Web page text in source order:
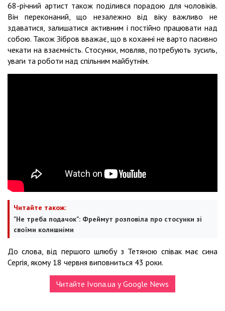
68-річний артист також поділився порадою для чоловіків.
Він переконаний, що незалежно від віку важливо не
здаватися, залишатися активним і постійно працювати над
собою. Також Зібров вважає, що в коханні не варто пасивно
чекати на взаємність. Стосунки, мовляв, потребують зусиль,
уваги та роботи над спільним майбутнім.
Читайте також:
"Не треба подачок": Фреймут розповіла про стосунки зі
своїми колишніми
До слова, від першого шлюбу з Тетяною співак має сина
Сергія, якому 18 червня виповниться 43 роки.
Читайте Ivona.ua у Google News